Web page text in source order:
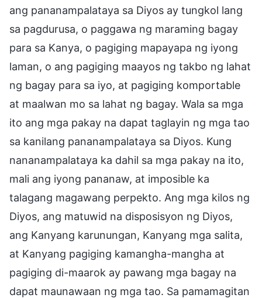
ang pananampalataya sa Diyos ay tungkol lang
sa pagdurusa, o paggawa ng maraming bagay
para sa Kanya, o pagiging mapayapa ng iyong
laman, o ang pagiging maayos ng takbo ng lahat
ng bagay para sa iyo, at pagiging komportable
at maalwan mo sa lahat ng bagay. Wala sa mga
ito ang mga pakay na dapat taglayin ng mga tao
sa kanilang pananampalataya sa Diyos. Kung
nananampalataya ka dahil sa mga pakay na ito,
mali ang iyong pananaw, at imposible ka
talagang magawang perpekto. Ang mga kilos ng
Diyos, ang matuwid na disposisyon ng Diyos,
ang Kanyang karunungan, Kanyang mga salita,
at Kanyang pagiging kamangha-mangha at
pagiging di-maarok ay pawang mga bagay na
dapat maunawaan ng mga tao. Sa pamamagitan